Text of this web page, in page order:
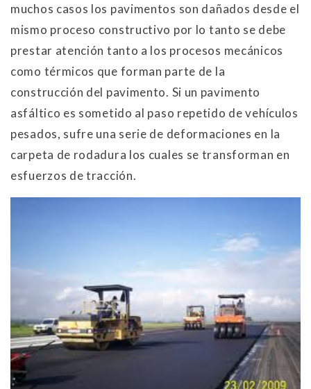
muchos casos los pavimentos son dañados desde el
mismo proceso constructivo por lo tanto se debe
prestar atención tanto a los procesos mecánicos
como térmicos que forman parte de la
construcción del pavimento. Si un pavimento
asfáltico es sometido al paso repetido de vehículos
pesados, sufre una serie de deformaciones en la
carpeta de rodadura los cuales se transforman en
esfuerzos de tracción.